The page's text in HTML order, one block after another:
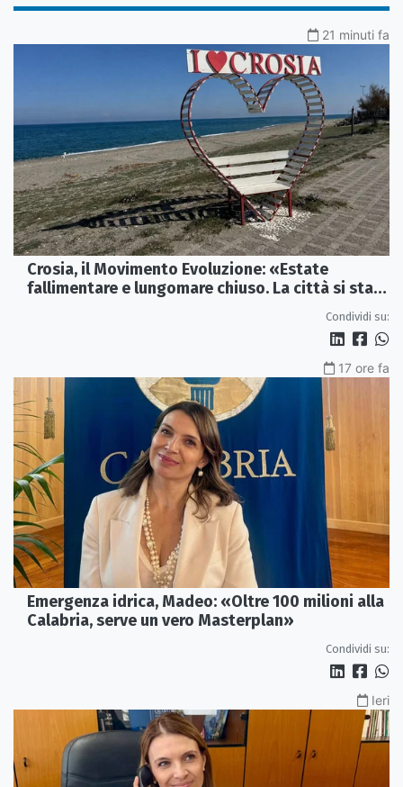
21 minuti fa
Crosia, il Movimento Evoluzione: «Estate
fallimentare e lungomare chiuso. La città si sta
Condividi su:
17 ore fa
Emergenza idrica, Madeo: «Oltre 100 milioni alla
Calabria, serve un vero Masterplan»
Condividi su:
Ieri